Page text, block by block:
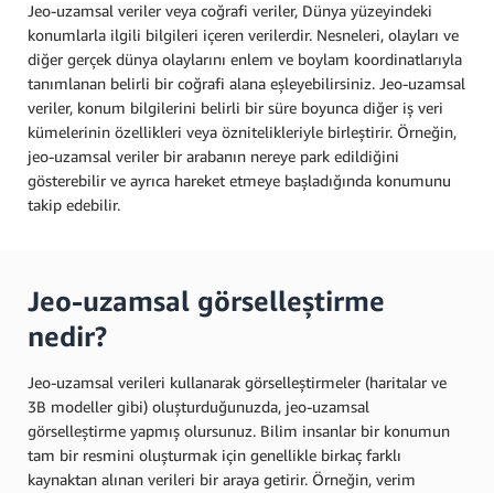
Jeo-uzamsal veriler veya coğrafi veriler, Dünya yüzeyindeki
konumlarla ilgili bilgileri içeren verilerdir. Nesneleri, olayları ve
diğer gerçek dünya olaylarını enlem ve boylam koordinatlarıyla
tanımlanan belirli bir coğrafi alana eşleyebilirsiniz. Jeo-uzamsal
veriler, konum bilgilerini belirli bir süre boyunca diğer iş veri
kümelerinin özellikleri veya öznitelikleriyle birleştirir. Örneğin,
jeo-uzamsal veriler bir arabanın nereye park edildiğini
gösterebilir ve ayrıca hareket etmeye başladığında konumunu
takip edebilir.
Jeo-uzamsal görselleştirme
nedir?
Jeo-uzamsal verileri kullanarak görselleştirmeler (haritalar ve
3B modeller gibi) oluşturduğunuzda, jeo-uzamsal
görselleştirme yapmış olursunuz. Bilim insanlar bir konumun
tam bir resmini oluşturmak için genellikle birkaç farklı
kaynaktan alınan verileri bir araya getirir. Örneğin, verim